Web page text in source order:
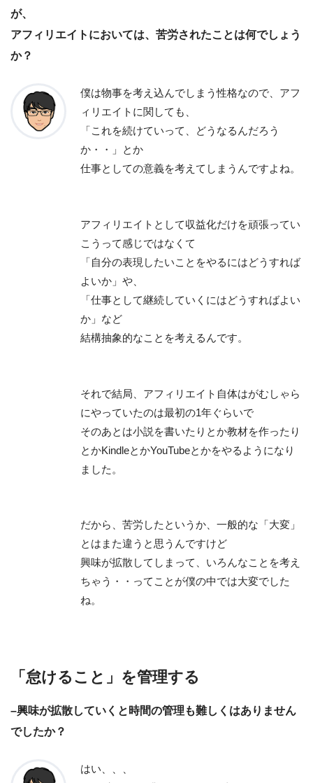
が、
アフィリエイトにおいては、苦労されたことは何でしょう
か？
僕は物事を考え込んでしまう性格なので、アフ
ィリエイトに関しても、
「これを続けていって、どうなるんだろう
か・・」とか
仕事としての意義を考えてしまうんですよね。
アフィリエイトとして収益化だけを頑張ってい
こうって感じではなくて
「自分の表現したいことをやるにはどうすれば
よいか」や、
「仕事として継続していくにはどうすればよい
か」など
結構抽象的なことを考えるんです。
それで結局、アフィリエイト自体はがむしゃら
にやっていたのは最初の1年ぐらいで
そのあとは小説を書いたりとか教材を作ったり
とかKindleとかYouTubeとかをやるようになり
ました。
だから、苦労したというか、一般的な「大変」
とはまた違うと思うんですけど
興味が拡散してしまって、いろんなことを考え
ちゃう・・ってことが僕の中では大変でした
ね。
「怠けること」を管理する
–興味が拡散していくと時間の管理も難しくはありません
でしたか？
はい、、、